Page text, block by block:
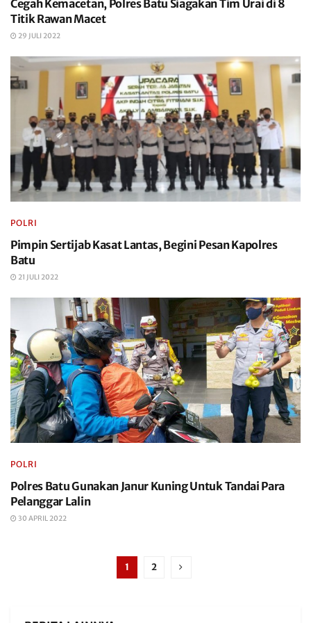
Cegah Kemacetan, Polres Batu Siagakan Tim Urai di 8
Titik Rawan Macet
29 JULI 2022
POLRI
Pimpin Sertijab Kasat Lantas, Begini Pesan Kapolres
Batu
21 JULI 2022
POLRI
Polres Batu Gunakan Janur Kuning Untuk Tandai Para
Pelanggar Lalin
30 APRIL 2022
1 2